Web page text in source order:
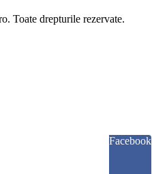
Toate drepturile rezervate.
Facebook